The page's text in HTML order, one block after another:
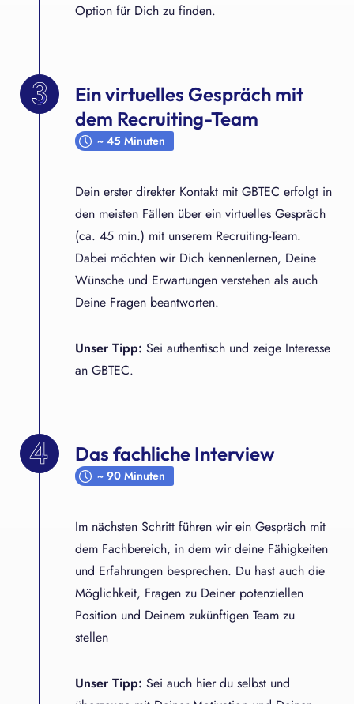
Option für Dich zu finden.
Ein virtuelles Gespräch mit
dem Recruiting-Team
~ 45 Minuten
Dein erster direkter Kontakt mit GBTEC erfolgt in
den meisten Fällen über ein virtuelles Gespräch
(ca. 45 min.) mit unserem Recruiting-Team.
Dabei möchten wir Dich kennenlernen, Deine
Wünsche und Erwartungen verstehen als auch
Deine Fragen beantworten.
Unser Tipp: Sei authentisch und zeige Interesse
an GBTEC.
Das fachliche Interview
~ 90 Minuten
Im nächsten Schritt führen wir ein Gespräch mit
dem Fachbereich, in dem wir deine Fähigkeiten
und Erfahrungen besprechen. Du hast auch die
Möglichkeit, Fragen zu Deiner potenziellen
Position und Deinem zukünftigen Team zu
stellen
Unser Tipp: Sei auch hier du selbst und